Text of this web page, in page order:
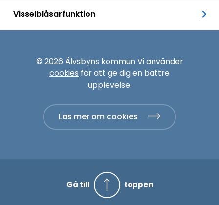
Visselblåsarfunktion
© 2026 Älvsbyns kommun Vi använder
cookies för att ge dig en bättre
upplevelse.
Läs mer om cookies
Gå till toppen